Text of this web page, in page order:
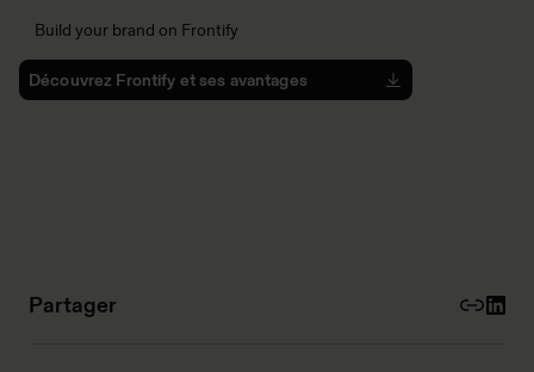
Build your brand on Frontify
Découvrez Frontify et ses avantages
Partager